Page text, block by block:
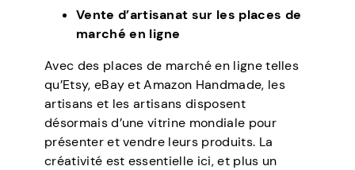
Vente d’artisanat sur les places de
marché en ligne
Avec des places de marché en ligne telles
qu’Etsy, eBay et Amazon Handmade, les
artisans et les artisans disposent
désormais d’une vitrine mondiale pour
présenter et vendre leurs produits. La
créativité est essentielle ici, et plus un